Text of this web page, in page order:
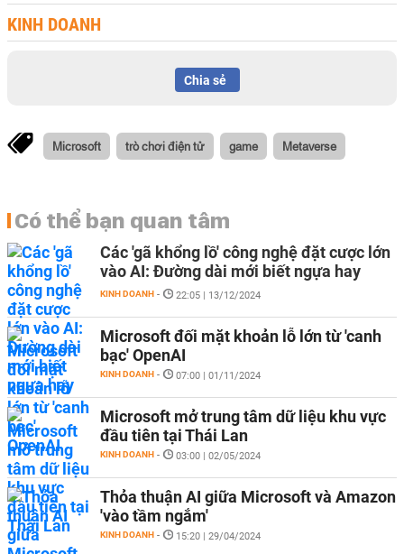
KINH DOANH
Chia sẻ
Microsoft trò chơi điện tử game Metaverse
Có thể bạn quan tâm
Các 'gã khổng lồ' công nghệ đặt cược lớn
vào AI: Đường dài mới biết ngựa hay
KINH DOANH - 22:05 | 13/12/2024
Microsoft đối mặt khoản lỗ lớn từ 'canh
bạc' OpenAI
KINH DOANH - 07:00 | 01/11/2024
Microsoft mở trung tâm dữ liệu khu vực
đầu tiên tại Thái Lan
KINH DOANH - 03:00 | 02/05/2024
Thỏa thuận AI giữa Microsoft và Amazon
'vào tầm ngắm'
KINH DOANH - 15:20 | 29/04/2024